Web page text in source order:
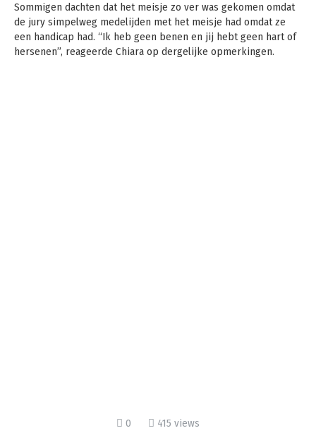
Sommigen dachten dat het meisje zo ver was gekomen omdat
de jury simpelweg medelijden met het meisje had omdat ze
een handicap had. “Ik heb geen benen en jij hebt geen hart of
hersenen”, reageerde Chiara op dergelijke opmerkingen.
0 415 views